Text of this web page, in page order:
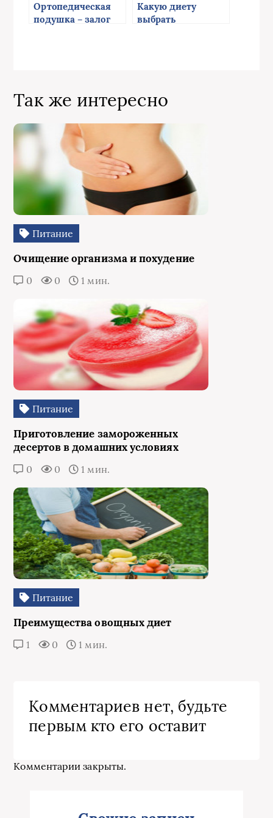
Ортопедическая
подушка – залог
Какую диету
выбрать
Так же интересно
Питание
Очищение организма и похудение
0 0 1 мин.
Питание
Приготовление замороженных
десертов в домашних условиях
0 0 1 мин.
Питание
Преимущества овощных диет
1 0 1 мин.
Комментариев нет, будьте
первым кто его оставит
Комментарии закрыты.